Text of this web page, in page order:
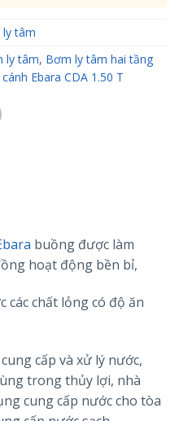
tâm
ly tâm, Bơm ly tâm hai tầng
Ebara CDA 1.50 T
buồng được làm
hoạt động bền bỉ,
các chất lỏng có độ ăn
cấp và xử lý nước,
trong thủy lợi, nhà
cung cấp nước cho tòa